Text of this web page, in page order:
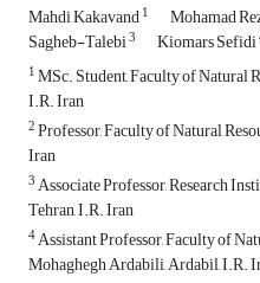
Mahdi Kakavand1 Mohamad
Sagheb-Talebi3 Kiomars Sefidi
1MSc. Student, Faculty of Natural
I.R. Iran
2Professor, Faculty of Natural
Iran
3Associate Professor, Research
Tehran, I.R. Iran
4Assistant Professor, Faculty of
Mohaghegh Ardabili, Ardabil, I.R.